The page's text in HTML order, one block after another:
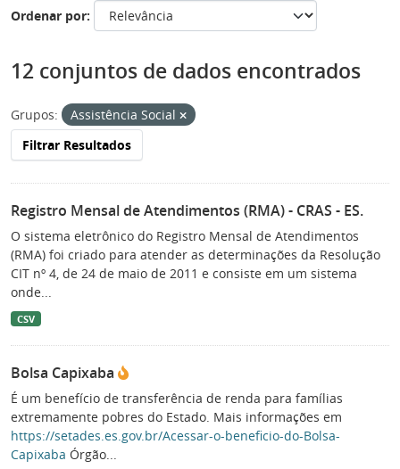
Ordenar por
12 conjuntos de dados encontrados
Grupos:
Assistência Social
Filtrar Resultados
Registro Mensal de Atendimentos (RMA) - CRAS - ES.
O sistema eletrônico do Registro Mensal de Atendimentos
(RMA) foi criado para atender as determinações da Resolução
CIT nº 4, de 24 de maio de 2011 e consiste em um sistema
onde...
CSV
Bolsa Capixaba
É um benefício de transferência de renda para famílias
extremamente pobres do Estado. Mais informações em
https://setades.es.gov.br/Acessar-o-beneficio-do-Bolsa-
Capixaba Órgão...